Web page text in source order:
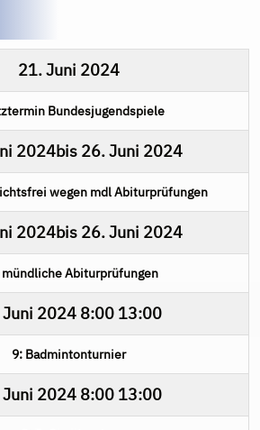
21. Juni 2024
Bundesjugendspiele
2024bis 26. Juni 2024
wegen mdl Abiturprüfungen
2024bis 26. Juni 2024
mündliche Abiturprüfungen
2024 8:00 13:00
9: Badmintonturnier
2024 8:00 13:00